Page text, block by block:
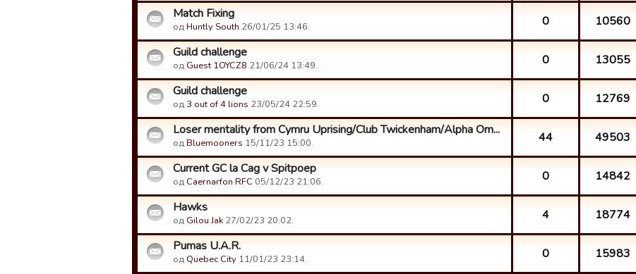
Match Fixing
одHuntly South 26/01/25 13:46. 0 10560
Guild challenge
од Guest 1OYCZ8 21/06/24 13:49. 0 13055
Guild challenge
од 3 out of 4 lions 23/05/24 22:59. 0 12769
Loser mentality from Cymru Uprising/Club Twickenham/Alpha Om...
одBluemooners 15/11/23 15:00. 44 49503
Current GC la Cag v Spitpoep
од Caernarfon RFC 05/12/23 21:06. 0 14842
Hawks
од Gilou Jak 27/02/23 20:02. 4 18774
Pumas U.A.R.
од Quebec City 11/01/23 23:14. 0 15983